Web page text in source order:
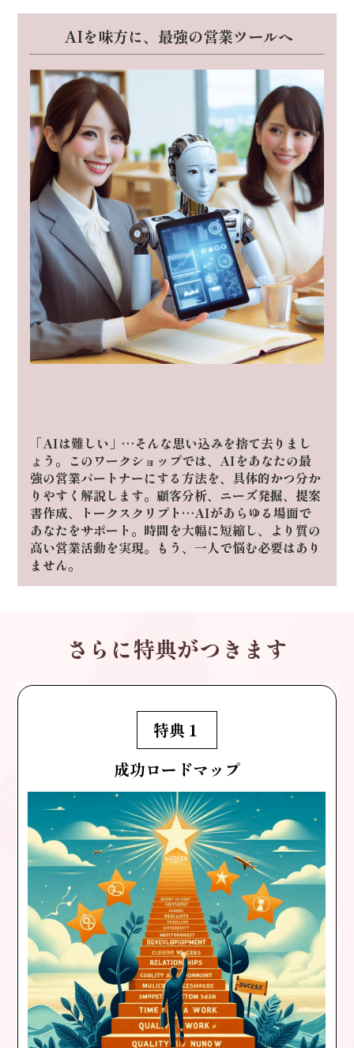
AIを味方に、最強の営業ツールへ
「AIは難しい」…そんな思い込みを捨て去りまし
ょう。 このワークショップでは、AIをあなたの最
強の営業パートナーにする方法を、具体的かつ分か
りやすく解説します。 顧客分析、ニーズ発掘、提案
書作成、トークスクリプト…AIがあらゆる場面で
あなたをサポート。 時間を大幅に短縮し、より質の
高い営業活動を実現。もう、一人で悩む必要はあり
ません。
さらに特典がつきます
特典１
成功ロードマップ